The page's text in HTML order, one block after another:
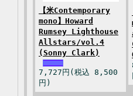
【米Contemporary
mono】Howard
Rumsey Lighthouse
Allstars/vol.4
(Sonny Clark)
7,727円(税込 8,500
円)